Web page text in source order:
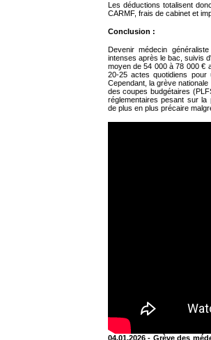
Les déductions totalisent
CARMF, frais de cabinet et
Conclusion :
Devenir médecin
intenses après le bac, suivis
moyen de 54 000 à 78 000 €
20-25 actes quotidiens
Cependant, la grève
des coupes budgétaires
réglementaires pesant sur
de plus en plus précaire
04.01.2026 - Grève des